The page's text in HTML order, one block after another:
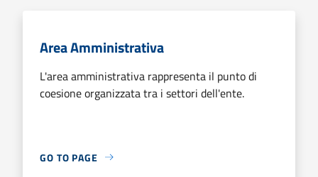
Area Amministrativa
L'area amministrativa rappresenta il punto di
coesione organizzata tra i settori dell'ente.
GO TO PAGE